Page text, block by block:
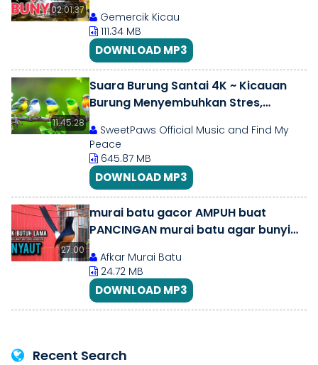
02:01:37
Gemercik Kicau
111.34 MB
DOWNLOAD MP3
11:45:28
Suara Burung Santai 4K ~ Kicauan
Burung Menyembuhkan Stres,
Sembuhkan Pikiran
SweetPaws Official Music and Find My
Peace
645.87 MB
DOWNLOAD MP3
27:00
murai batu gacor AMPUH buat
PANCINGAN murai batu agar bunyi
Afkar Murai Batu
24.72 MB
DOWNLOAD MP3
Recent Search